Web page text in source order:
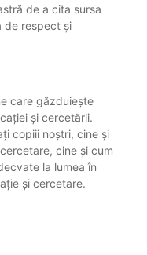
de a cita sursa
de respect și
care găzduiește
și cercetării.
copiii noștri, cine și
cine și cum
la lumea în
și cercetare.